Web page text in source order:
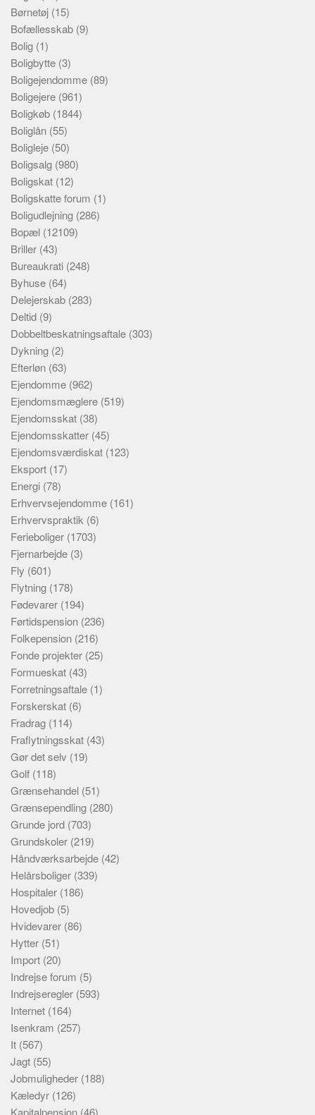
Børnetøj (15)
Bofællesskab (9)
Bolig (1)
Boligbytte (3)
Boligejendomme (89)
Boligejere (961)
Boligkøb (1844)
Boliglån (55)
Boligleje (50)
Boligsalg (980)
Boligskat (12)
Boligskatte forum (1)
Boligudlejning (286)
Bopæl (12109)
Briller (43)
Bureaukrati (248)
Byhuse (64)
Delejerskab (283)
Deltid (9)
Dobbeltbeskatningsaftale (303)
Dykning (2)
Efterløn (63)
Ejendomme (962)
Ejendomsmæglere (519)
Ejendomsskat (38)
Ejendomsskatter (45)
Ejendomsværdiskat (123)
Eksport (17)
Energi (78)
Erhvervsejendomme (161)
Erhvervspraktik (6)
Ferieboliger (1703)
Fjernarbejde (3)
Fly (601)
Flytning (178)
Fødevarer (194)
Førtidspension (236)
Folkepension (216)
Fonde projekter (25)
Formueskat (43)
Forretningsaftale (1)
Forskerskat (6)
Fradrag (114)
Fraflytningsskat (43)
Gør det selv (19)
Golf (118)
Grænsehandel (51)
Grænsependling (280)
Grunde jord (703)
Grundskoler (219)
Håndværksarbejde (42)
Helårsboliger (339)
Hospitaler (186)
Hovedjob (5)
Hvidevarer (86)
Hytter (51)
Import (20)
Indrejse forum (5)
Indrejseregler (593)
Internet (164)
Isenkram (257)
It (567)
Jagt (55)
Jobmuligheder (188)
Kæledyr (126)
Kapitalpension (46)